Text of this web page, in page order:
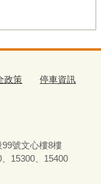
政策 停車資訊
號文心樓8樓
、15300、15400